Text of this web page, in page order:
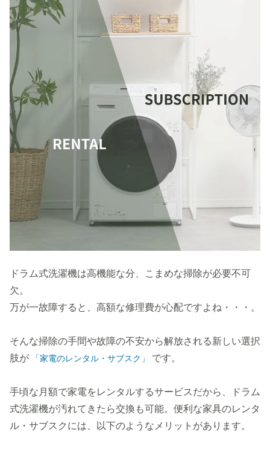
ドラム式洗濯機は高機能な分、こまめな掃除が必要不可
欠。
万が一故障すると、高額な修理費が心配ですよね・・・。
そんな掃除の手間や故障の不安から解放される新しい選択
肢が
「家電のレンタル・サブスク」 です。
手頃な月額で家電をレンタルするサービスだから、ドラム
式洗濯機が汚れてきたら交換も可能。便利な家具のレンタ
ル・サブスクには、以下のようなメリットがあります。